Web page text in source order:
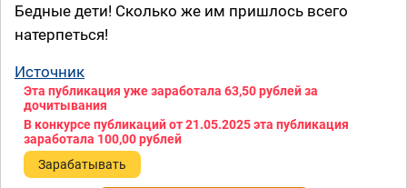
Бедные дети! Сколько же им пришлось всего
натерпеться!
Источник
Эта публикация уже заработала 63,50 рублейза
дочитывания
В конкурсе публикаций от 21.05.2025 эта публикация
заработала 100,00 рублей
Зарабатывать